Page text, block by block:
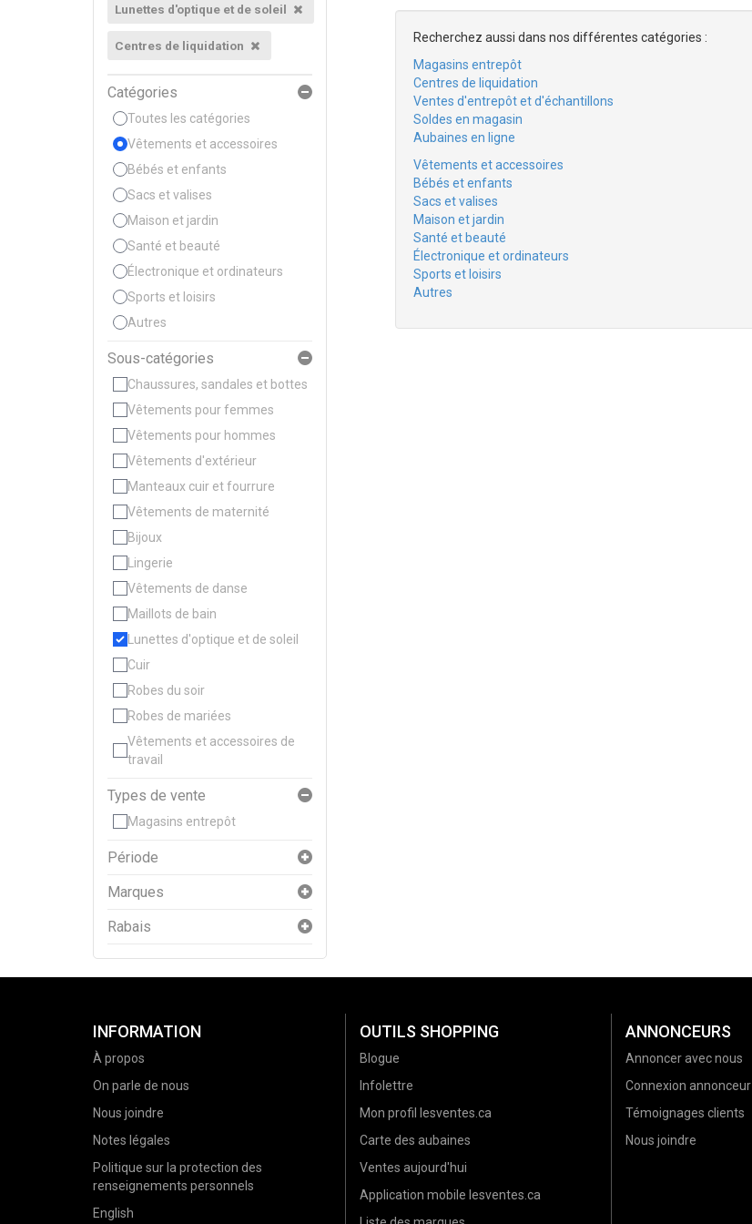
Lunettes d'optique et de soleil
Centres de liquidation
Catégories
Toutes les catégories
Vêtements et accessoires
Bébés et enfants
Sacs et valises
Maison et jardin
Santé et beauté
Électronique et ordinateurs
Sports et loisirs
Autres
Sous-catégories
Chaussures, sandales et bottes
Vêtements pour femmes
Vêtements pour hommes
Vêtements d'extérieur
Manteaux cuir et fourrure
Vêtements de maternité
Bijoux
Lingerie
Vêtements de danse
Maillots de bain
Lunettes d'optique et de soleil
Cuir
Robes du soir
Robes de mariées
Vêtements et accessoires de
travail
Types de vente
Magasins entrepôt
Période
Marques
Rabais
Recherchez aussi dans nos différentes catégories :
Magasins entrepôt
Centres de liquidation
Ventes d'entrepôt et d'échantillons
Soldes en magasin
Aubaines en ligne
Vêtements et accessoires
Bébés et enfants
Sacs et valises
Maison et jardin
Santé et beauté
Électronique et ordinateurs
Sports et loisirs
Autres
INFORMATION
À propos
On parle de nous
Nous joindre
Notes légales
Politique sur la protection des
renseignements personnels
English
OUTILS SHOPPING
Blogue
Infolettre
Mon profil lesventes.ca
Carte des aubaines
Ventes aujourd'hui
Application mobile lesventes.ca
ANNONCEURS
Annoncer avec nous
Connexion annonceur
Témoignages clients
Nous joindre